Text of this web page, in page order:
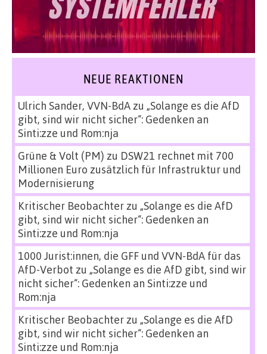
NEUE REAKTIONEN
Ulrich Sander, VVN-BdAzu „Solange es die AfD
gibt, sind wir nicht sicher“: Gedenken an
Sinti:zze und Rom:nja
Grüne & Volt (PM) zu DSW21 rechnet mit 700
Millionen Euro zusätzlich für Infrastruktur und
Modernisierung
Kritischer Beobachterzu „Solange es die AfD
gibt, sind wir nicht sicher“: Gedenken an
Sinti:zze und Rom:nja
1000 Jurist:innen, die GFF und VVN-BdA für das
AfD-Verbot zu „Solange es die AfD gibt, sind wir
nicht sicher“: Gedenken an Sinti:zze und
Rom:nja
Kritischer Beobachterzu „Solange es die AfD
gibt, sind wir nicht sicher“: Gedenken an
Sinti:zze und Rom:nja